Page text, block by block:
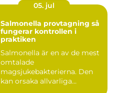
05. jul
Salmonella provtagning så
fungerar kontrollen i
praktiken
Salmonella är en av de mest
omtalade
magsjukebakterierna. Den
kan orsaka allvarliga